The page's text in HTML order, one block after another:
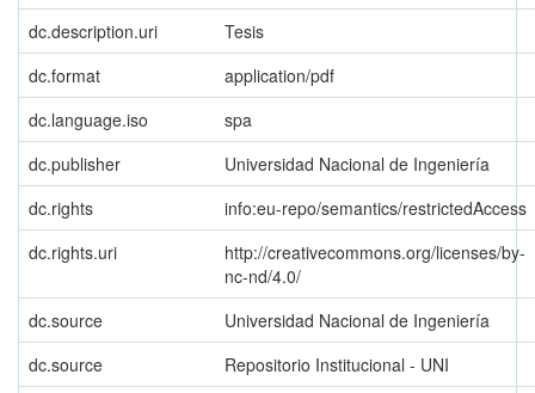
dc.description.uri
Tesis
dc.format
application/pdf
dc.language.iso
spa
dc.publisher
Universidad Nacional de Ingeniería
dc.rights
info:eu-repo/semantics/restrictedAccess
dc.rights.uri
http://creativecommons.org/licenses/by-
nc-nd/4.0/
dc.source
Universidad Nacional de Ingeniería
dc.source
Repositorio Institucional - UNI